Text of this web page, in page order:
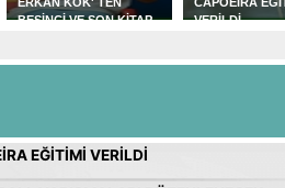
VERİLDİ
EĞİTİMİ VERİLDİ